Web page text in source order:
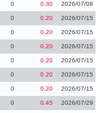
0 0.30 2026/07/08
0 0.20 2026/07/15
0 0.20 2026/07/15
0 0.20 2026/07/15
0 0.20 2026/07/15
0 0.20 2026/07/15
0 0.20 2026/07/15
0 0.45 2026/07/29